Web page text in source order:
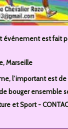
événement est fait
Marseille
l’important est
bouger ensemble
et Sport -